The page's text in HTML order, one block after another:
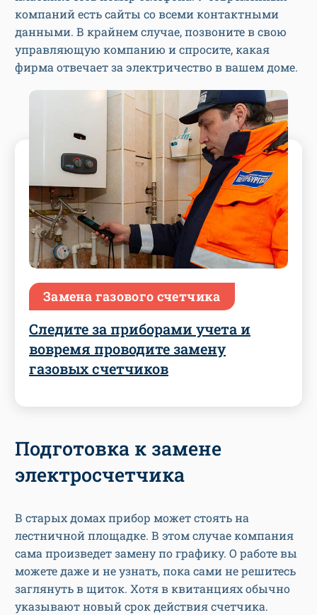
компаний есть сайты со всеми контактными
данными. В крайнем случае, позвоните в свою
управляющую компанию и спросите, какая
фирма отвечает за электричество в вашем доме.
Замена газового счетчика
Следите за приборами учета и
вовремя проводите замену
газовых счетчиков
Подготовка к замене
электросчетчика
В старых домах прибор может стоять на
лестничной площадке. В этом случае компания
сама произведет замену по графику. О работе вы
можете даже и не узнать, пока сами не решитесь
заглянуть в щиток. Хотя в квитанциях обычно
указывают новый срок действия счетчика.